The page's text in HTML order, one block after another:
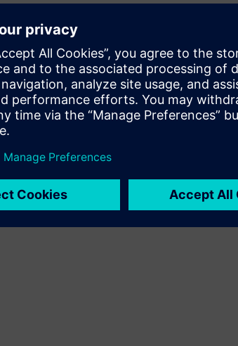
fleksibilnost i upotrebljivost proizvoda.